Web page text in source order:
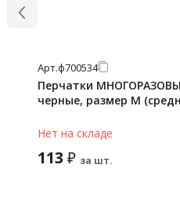
Арт.ф700534
Перчатки
черные, размер M
Нет на складе
113 ₽ за шт.